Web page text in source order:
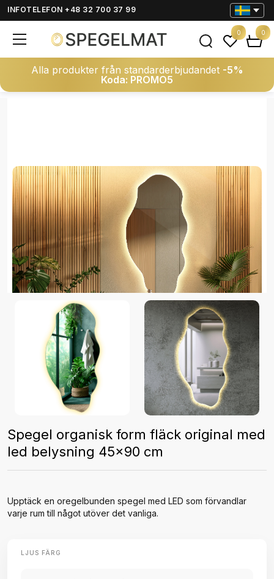
INFOTELEFON +48 32 700 37 99
Alla produkter från standarderbjudandet -5%
Koda: PROMO5
0 0
Spegel organisk form fläck original med
led belysning 45x90 cm
Upptäck en oregelbunden spegel med LED som förvandlar
varje rum till något utöver det vanliga.
LJUS FÄRG